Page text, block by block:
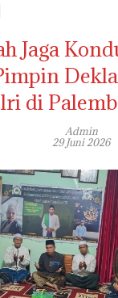
Jaga
di
Admin
29 Juni 2026